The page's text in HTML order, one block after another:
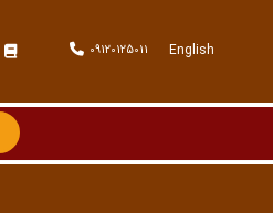
English
09120125011